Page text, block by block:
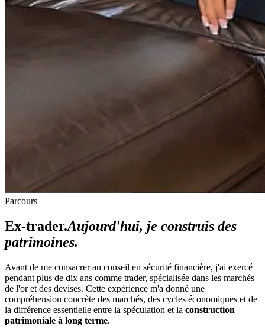
Parcours
Ex-trader.Aujourd'hui, je construis des
patrimoines.
Avant de me consacrer au conseil en sécurité financière, j'ai exercé
pendant plus de dix ans comme trader, spécialisée dans les marchés
de l'or et des devises. Cette expérience m'a donné une
compréhension concrète des marchés, des cycles économiques et de
la différence essentielle entre la spéculation et la construction
patrimoniale à long terme.